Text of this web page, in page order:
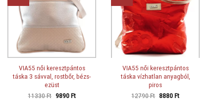
VIA55 női keresztpántos
táska 3 sávval, rostbőr, bézs-
ezüst
11330Ft Original
9890FtCurrent
VIA55 női keresztpántos
táska vízhatlan anyagból,
piros
12790Ft Original
8880FtCurrent